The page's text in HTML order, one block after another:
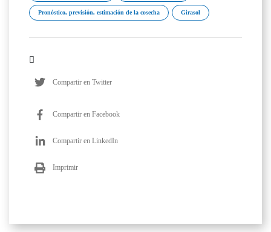
Pronóstico, previsión, estimación de la cosecha Girasol
Compartir en Twitter
Compartir en Facebook
Compartir en LinkedIn
Imprimir